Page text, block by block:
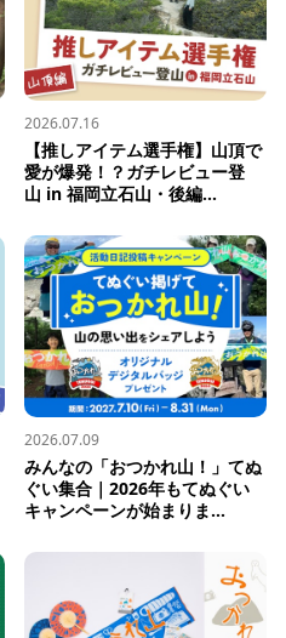
2026.07.16
【推しアイテム選手権】山頂で
愛が爆発！？ガチレビュー登
山 in 福岡立石山・後編...
2026.07.09
みんなの「おつかれ山！」てぬ
ぐい集合｜2026年もてぬぐい
キャンペーンが始まりま...